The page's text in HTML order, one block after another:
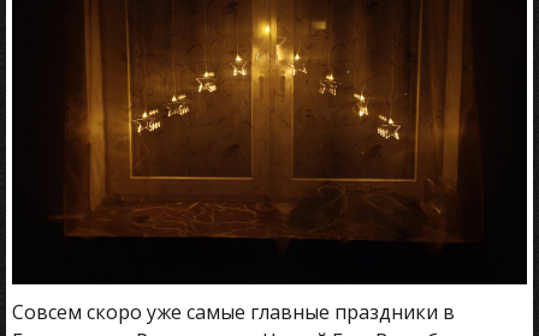
Совсем скоро уже самые главные праздники в